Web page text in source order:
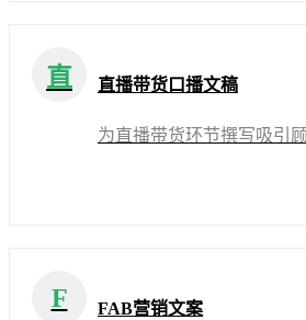
直 直播带货口播文稿
为直播带货环节撰写吸引
F FAB营销文案